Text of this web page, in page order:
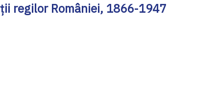
regilor României, 1866-1947